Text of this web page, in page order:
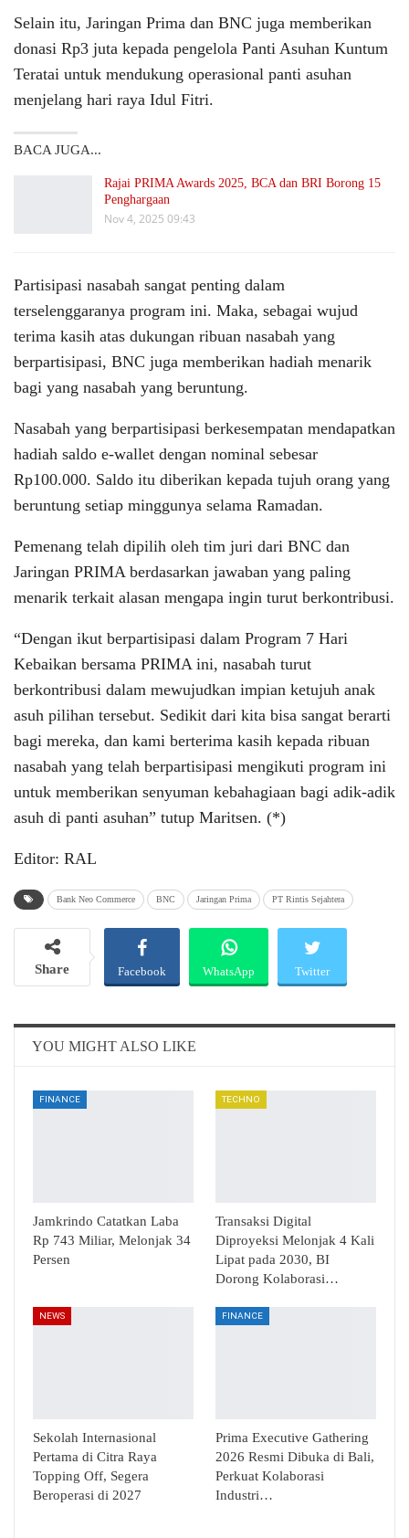
Selain itu, Jaringan Prima dan BNC juga memberikan
donasi Rp3 juta kepada pengelola Panti Asuhan Kuntum
Teratai untuk mendukung operasional panti asuhan
menjelang hari raya Idul Fitri.
BACA JUGA...
Rajai PRIMA Awards 2025, BCA dan BRI Borong 15
Penghargaan
Nov 4, 2025 09:43
Partisipasi nasabah sangat penting dalam
terselenggaranya program ini. Maka, sebagai wujud
terima kasih atas dukungan ribuan nasabah yang
berpartisipasi, BNC juga memberikan hadiah menarik
bagi yang nasabah yang beruntung.
Nasabah yang berpartisipasi berkesempatan mendapatkan
hadiah saldo e-wallet dengan nominal sebesar
Rp100.000. Saldo itu diberikan kepada tujuh orang yang
beruntung setiap minggunya selama Ramadan.
Pemenang telah dipilih oleh tim juri dari BNC dan
Jaringan PRIMA berdasarkan jawaban yang paling
menarik terkait alasan mengapa ingin turut berkontribusi.
“Dengan ikut berpartisipasi dalam Program 7 Hari
Kebaikan bersama PRIMA ini, nasabah turut
berkontribusi dalam mewujudkan impian ketujuh anak
asuh pilihan tersebut. Sedikit dari kita bisa sangat berarti
bagi mereka, dan kami berterima kasih kepada ribuan
nasabah yang telah berpartisipasi mengikuti program ini
untuk memberikan senyuman kebahagiaan bagi adik-adik
asuh di panti asuhan” tutup Maritsen. (*)
Editor: RAL
Bank Neo Commerce BNC Jaringan Prima PT Rintis Sejahtera
Share Facebook WhatsApp Twitter
YOU MIGHT ALSO LIKE
FINANCE
Jamkrindo Catatkan Laba
Rp 743 Miliar, Melonjak 34
Persen
TECHNO
Transaksi Digital
Diproyeksi Melonjak 4 Kali
Lipat pada 2030, BI
Dorong Kolaborasi…
NEWS
Sekolah Internasional
Pertama di Citra Raya
Topping Off, Segera
Beroperasi di 2027
FINANCE
Prima Executive Gathering
2026 Resmi Dibuka di Bali,
Perkuat Kolaborasi
Industri…